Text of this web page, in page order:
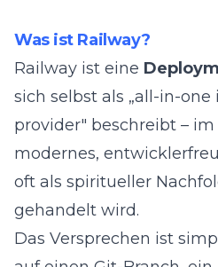
Was ist Railway?
Railway ist eine
sich selbst als „all-in-
provider" beschreibt – im
modernes,
oft als spiritueller
gehandelt wird.
Das Versprechen ist